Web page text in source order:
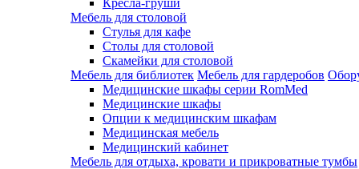
Кресла-груши
Мебель для столовой
Cтулья для кафе
Cтолы для столовой
Скамейки для столовой
Мебель для библиотек Мебель для гардеробов
Медицинские шкафы серии RomMed
Медицинские шкафы
Опции к медицинским шкафам
Медицинская мебель
Медицинский кабинет
Мебель для отдыха, кровати и прикроватные тумбы